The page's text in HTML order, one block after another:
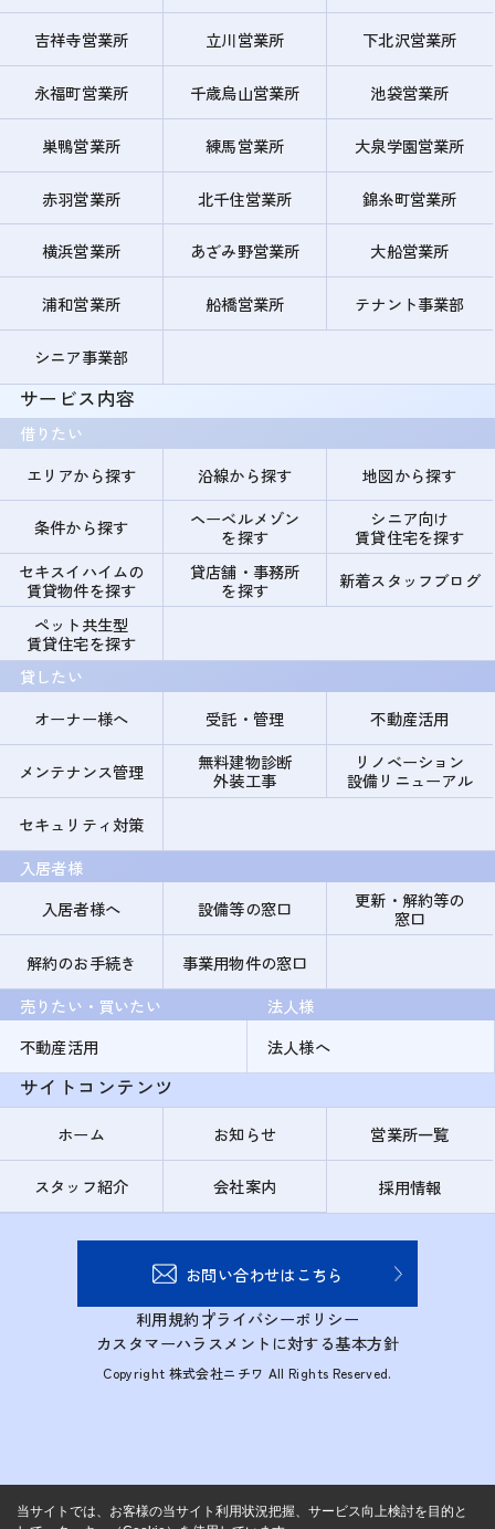
吉祥寺営業所 立川営業所 下北沢営業所
永福町営業所 千歳烏山営業所 池袋営業所
巣鴨営業所 練馬営業所 大泉学園営業所
赤羽営業所 北千住営業所 錦糸町営業所
横浜営業所 あざみ野営業所 大船営業所
浦和営業所 船橋営業所 テナント事業部
シニア事業部
サービス内容
借りたい
エリアから探す
沿線から探す 地図から探す
条件から探す
ヘーベルメゾン
を探す
シニア向け
賃貸住宅を探す
セキスイハイムの
賃貸物件を探す
貸店舗・事務所
を探す
新着スタッフブログ
ペット共生型
賃貸住宅を探す
貸したい
オーナー様へ
受託・管理 不動産活用
メンテナンス管理
無料建物診断
外装工事
リノベーション
設備リニューアル
セキュリティ対策
入居者様
入居者様へ
設備等の窓口
更新・解約等の
窓口
解約のお手続き
事業用物件の窓口
売りたい・買いたい
不動産活用
法人様
法人様へ
サイトコンテンツ
ホーム お知らせ 営業所一覧
スタッフ紹介 会社案内 採用情報
お問い合わせはこちら
利用規約プライバシーポリシー
カスタマーハラスメントに対する基本方針
Copyright 株式会社ニチワ All Rights Reserved.
当サイトでは、お客様の当サイト利用状況把握、サービス向上検討を目的と